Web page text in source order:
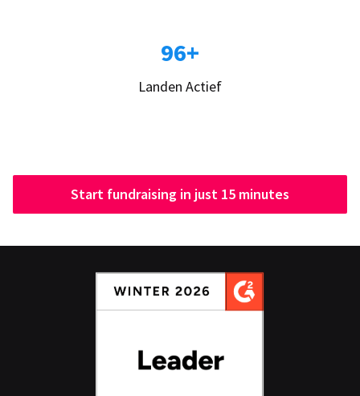
96+
Landen Actief
Start fundraising in just 15 minutes